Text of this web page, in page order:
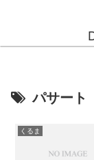
パサート
くるま